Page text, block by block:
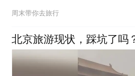
全都有！
周末带你去旅行
北京旅游现状，踩坑了吗